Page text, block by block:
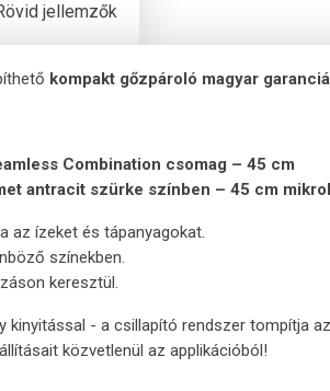
jellemzők
kompakt gőzpároló magyar
Combination csomag – 45 cm
antracit szürke színben – 45 cm
az ízeket és tápanyagokat.
színekben.
keresztül.
kinyitással - a csillapító rendszer tompítja
közvetlenül az applikációból!